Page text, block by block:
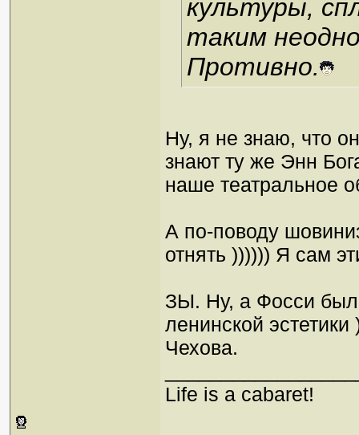
культуры,
таким
Противно.
Ну, я не знаю, что
знают ту же Энн
наше театральное
А по-поводу
отнять )))))) Я сам
ЗЫ. Ну, а Фосси был
ленинской
Чехова.
Life is a cabaret!